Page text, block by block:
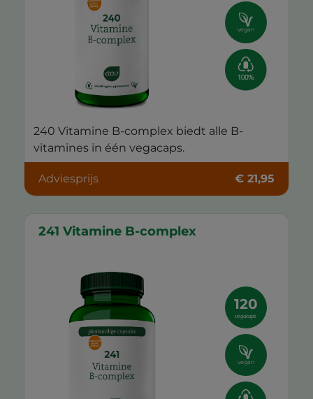
vegan
240 Vitamine B-complex biedt alle B-
vitamines in één vegacaps.
Adviesprijs € 21,95
241 Vitamine B-complex
120
vegacaps
vegan